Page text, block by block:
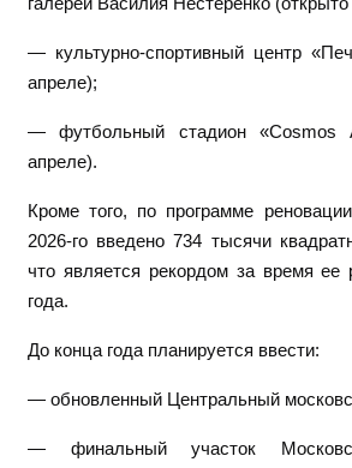
— культурно-спортивный центр
апреле);
— футбольный стадион «Cosmos
апреле).
Кроме того, по программе
2026-го введено 734 тысячи
что является рекордом за время ее
года.
До конца года планируется ввести:
— обновленный Центральный
— финальный участок